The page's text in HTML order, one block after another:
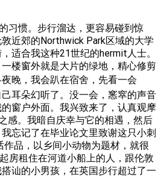
习惯。步行溜达，更容易碰到惊
近郊的Northwick Park区域的大学
适合我这种21世纪的hermit人士。
楼窗外就是大片的绿地，精心修剪
晚，我会趴在宿舍，先看一会
耳朵幻听了。没一会，窸窣的声音
窗户外面。我兴致来了，认真观摩
感。我暗自庆幸与它的相遇，然后
忘记了在毕业论文里致谢这只小刺
品，以乡间小动物为题材，就很
房租住在河道小船上的人，跟伦敦
讪的小男孩，在英国步行超过了一